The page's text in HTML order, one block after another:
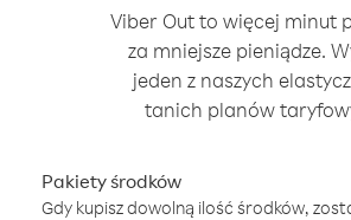
Viber Out to więcej minut
za mniejsze pieniądze.
jeden z naszych
tanich planów
Pakiety środków
Gdy kupisz dowolną ilość środków,